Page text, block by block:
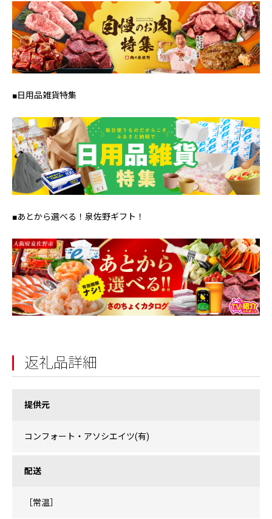
■日用品雑貨特集
■あとから選べる！泉佐野ギフト！
返礼品詳細
提供元
コンフォート・アソシエイツ(有)
配送
［常温］